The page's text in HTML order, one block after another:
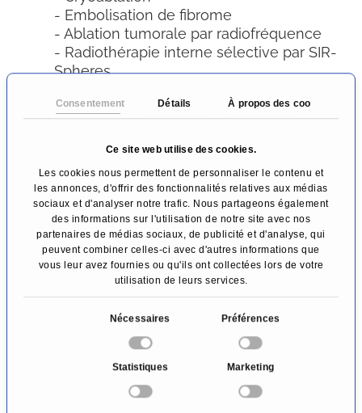
Consentement Détails À propos des cookies
Ce site web utilise des cookies.
Les cookies nous permettent de personnaliser le contenu et
les annonces, d'offrir des fonctionnalités relatives aux médias
sociaux et d'analyser notre trafic. Nous partageons également
des informations sur l'utilisation de notre site avec nos
partenaires de médias sociaux, de publicité et d'analyse, qui
peuvent combiner celles-ci avec d'autres informations que
vous leur avez fournies ou qu'ils ont collectées lors de votre
utilisation de leurs services.
Nécessaires Préférences
Statistiques Marketing
- Embolisation de fibrome
- Ablation tumorale par radiofréquence
- Radiothérapie interne sélective par SIR-
Spheres
transpulmonaire (TPCE)
Interventions orthopédiques
- Ozonothérapie en cas de hernies
discales
- Vertébroplastie/ostéoplastie
- Embolisation périarticulaire
Interventions thérapeutiques vasculaires
- angioplastie assistée par laser Excimer